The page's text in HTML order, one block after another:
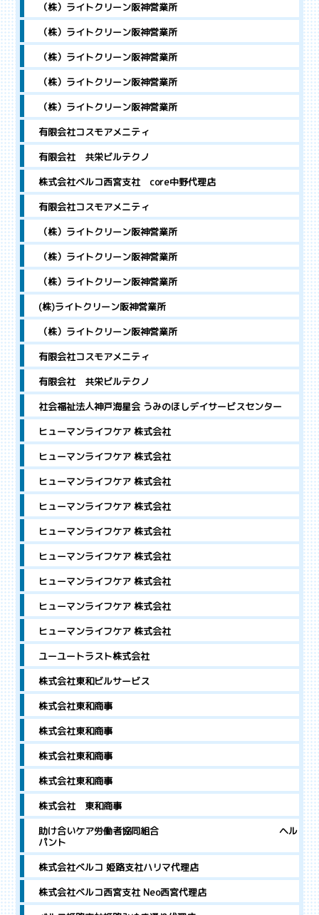
（株）ライトクリーン阪神営業所
（株）ライトクリーン阪神営業所
（株）ライトクリーン阪神営業所
（株）ライトクリーン阪神営業所
（株）ライトクリーン阪神営業所
有限会社コスモアメニティ
有限会社 共栄ビルテクノ
株式会社ベルコ西宮支社 core中野代理店
有限会社コスモアメニティ
（株）ライトクリーン阪神営業所
（株）ライトクリーン阪神営業所
（株）ライトクリーン阪神営業所
(株)ライトクリーン阪神営業所
（株）ライトクリーン阪神営業所
有限会社コスモアメニティ
有限会社 共栄ビルテクノ
社会福祉法人神戸海星会 うみのほしデイサービスセンター
ヒューマンライフケア 株式会社
ヒューマンライフケア 株式会社
ヒューマンライフケア 株式会社
ヒューマンライフケア 株式会社
ヒューマンライフケア 株式会社
ヒューマンライフケア 株式会社
ヒューマンライフケア 株式会社
ヒューマンライフケア 株式会社
ヒューマンライフケア 株式会社
ユーユートラスト株式会社
株式会社東和ビルサービス
株式会社東和商事
株式会社東和商事
株式会社東和商事
株式会社東和商事
株式会社 東和商事
助け合いケア労働者協同組合 ヘル
パント
株式会社ベルコ 姫路支社ハリマ代理店
株式会社ベルコ西宮支社 Neo西宮代理店